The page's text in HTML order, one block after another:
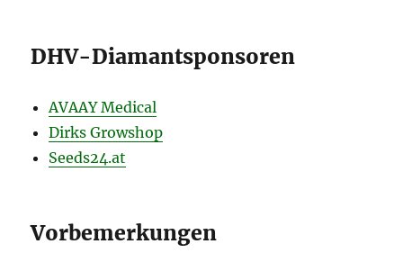
DHV-Diamantsponsoren
AVAAY Medical
Dirks Growshop
Seeds24.at
Vorbemerkungen